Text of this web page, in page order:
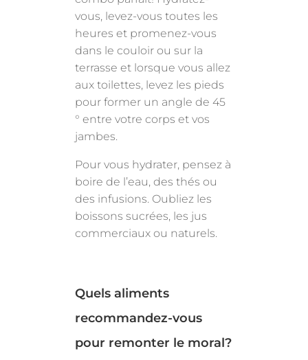
vous, levez-vous toutes les
heures et promenez-vous
dans le couloir ou sur la
terrasse et lorsque vous allez
aux toilettes, levez les pieds
pour former un angle de 45
° entre votre corps et vos
jambes.
Pour vous hydrater, pensez à
boire de l’eau, des thés ou
des infusions. Oubliez les
boissons sucrées, les jus
commerciaux ou naturels.
Quels aliments
recommandez-vous
pour remonter le moral?